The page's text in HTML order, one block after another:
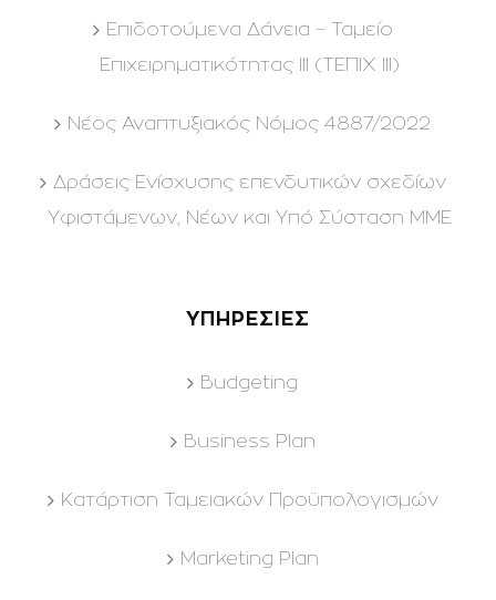
Επιδοτούμενα Δάνεια – Ταμείο
Επιχειρηματικότητας ΙΙΙ (ΤΕΠΙΧ ΙΙΙ)
Νέος Αναπτυξιακός Νόμος 4887/2022
Δράσεις Ενίσχυσης επενδυτικών σχεδίων
Υφιστάμενων, Νέων και Υπό Σύσταση ΜΜΕ
ΥΠΗΡΕΣΙΕΣ
Budgeting
Business Plan
Kατάρτιση Ταμειακών Προϋπολογισμών
Marketing Plan